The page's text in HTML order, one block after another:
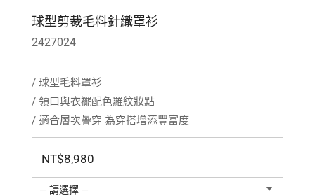
球型剪裁毛料針織罩衫
2427024
/ 球型毛料罩衫
/ 領口與衣襬配色羅紋妝點
/ 適合層次疊穿 為穿搭增添豐富度
NT$8,980
— 請選擇 —